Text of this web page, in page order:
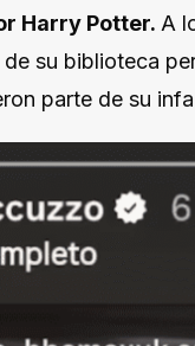
Harry Potter. A
su biblioteca
parte de su